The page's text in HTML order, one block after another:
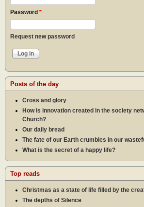
Password *
Request new password
Posts of the day
Cross and glory
How is innovation created in the society
Church?
Our daily bread
The fate of our Earth crumbles in our
What is the secret of a happy life?
Top reads
Christmas as a state of life filled by the
The depths of Silence